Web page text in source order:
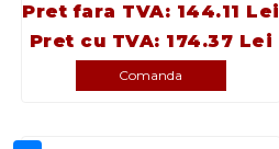
Pret fara TVA: 144.11 Lei
Pret cu TVA: 174.37 Lei
Comanda